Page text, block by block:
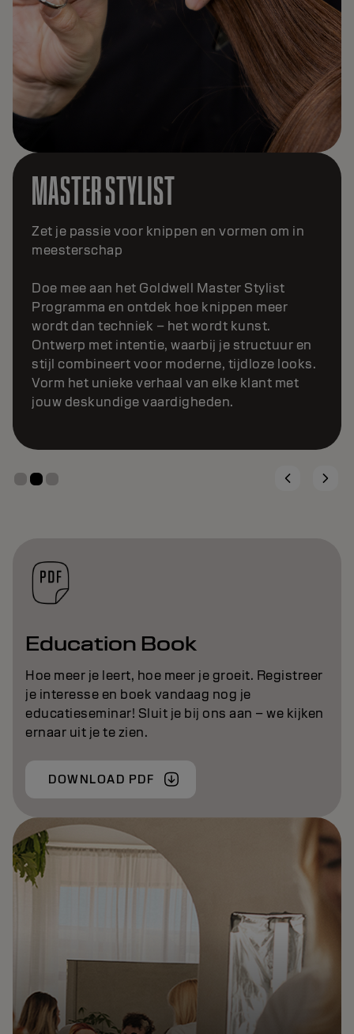
MASTER TEXTURE
Transformeer je passie voor textuur
Texture Programma leer je beweging, vorm en
zachtheid volledig beheersen. Adviseer, pas
moderne permanenten tot
keratinebehandelingen.
Education Book
Hoe meer je leert, hoe meer je groeit. Registreer
je interesse en boek vandaag nog je
educatieseminar! Sluit je bij ons aan – we kijken
ernaar uit je te zien.
DOWNLOAD PDF